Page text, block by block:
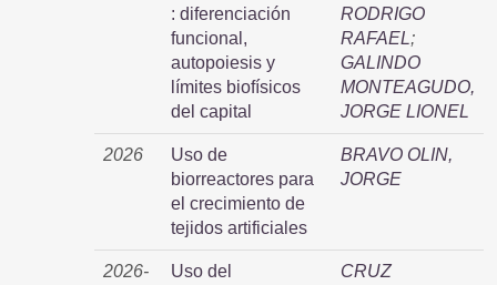
: diferenciación
funcional,
autopoiesis y
límites biofísicos
del capital
RODRIGO
RAFAEL;
GALINDO
MONTEAGUDO,
JORGE LIONEL
2026
Uso de
biorreactores para
el crecimiento de
tejidos artificiales
BRAVO OLIN,
JORGE
2026-
Uso del
CRUZ